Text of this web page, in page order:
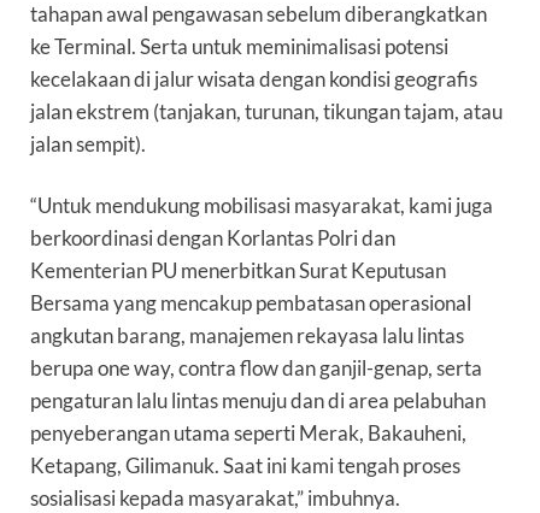
tahapan awal pengawasan sebelum diberangkatkan
ke Terminal. Serta untuk meminimalisasi potensi
kecelakaan di jalur wisata dengan kondisi geografis
jalan ekstrem (tanjakan, turunan, tikungan tajam, atau
jalan sempit).
“Untuk mendukung mobilisasi masyarakat, kami juga
berkoordinasi dengan Korlantas Polri dan
Kementerian PU menerbitkan Surat Keputusan
Bersama yang mencakup pembatasan operasional
angkutan barang, manajemen rekayasa lalu lintas
berupa one way, contra flow dan ganjil-genap, serta
pengaturan lalu lintas menuju dan di area pelabuhan
penyeberangan utama seperti Merak, Bakauheni,
Ketapang, Gilimanuk. Saat ini kami tengah proses
sosialisasi kepada masyarakat,” imbuhnya.